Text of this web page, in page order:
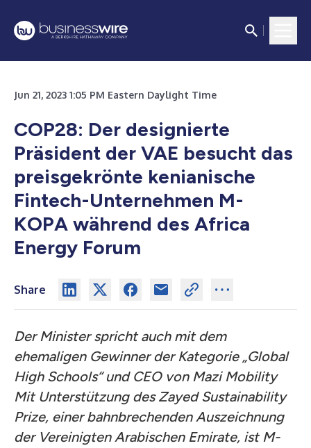
Jun 21, 2023 1:05 PM Eastern Daylight Time
COP28: Der designierte
Präsident der VAE besucht das
preisgekrönte kenianische
Fintech-Unternehmen M-
KOPA während des Africa
Energy Forum
Share
Der Minister spricht auch mit dem
ehemaligen Gewinner der Kategorie „Global
High Schools“ und CEO von Mazi Mobility
Mit Unterstützung des Zayed Sustainability
Prize, einer bahnbrechenden Auszeichnung
der Vereinigten Arabischen Emirate, ist M-